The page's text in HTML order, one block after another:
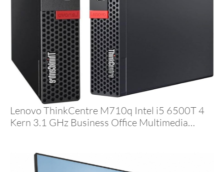
Lenovo ThinkCentre M710q Intel i5 6500T 4
Kern 3.1 GHz Business Office Multimedia
11 Prof. 64-Bit | #8384